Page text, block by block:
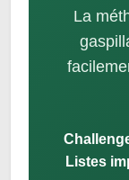
La
Listes